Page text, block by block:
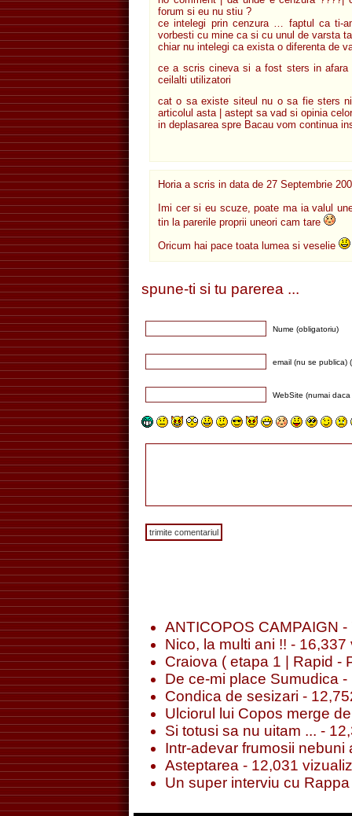
forum si eu nu stiu ?
ce intelegi prin cenzura … faptul ca ti-
vorbesti cu mine ca si cu unul de varsta
chiar nu intelegi ca exista o diferenta de
ce a scris cineva si a fost sters in afara
ceilalti utilizatori
cat o sa existe siteul nu o sa fie sters
articolul asta | astept sa vad si opinia
in deplasarea spre Bacau vom continua
Horia a scris in data de 27 Septembrie
Imi cer si eu scuze, poate ma ia valul
tin la parerile proprii uneori cam tare
Oricum hai pace toata lumea si veselie
spune-ti si tu parerea ...
Nume (obligatoriu)
email (nu se publica)
WebSite (numai daca
ANTICOPOS CAMPAIGN -
Nico, la multi ani !! - 16,337
Craiova ( etapa 1 | Rapid -
De ce-mi place Sumudica -
Condica de sesizari -
Ulciorul lui Copos merge
Si totusi sa nu uitam ... -
Intr-adevar frumosii nebuni
Asteptarea - 12,031
Un super interviu cu Rappa